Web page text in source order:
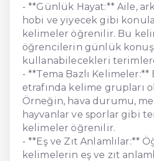
- **Günlük Hayat:** Aile,
hobi ve yiyecek gibi
kelimeler öğrenilir. Bu
öğrencilerin günlük
kullanabilecekleri
- **Tema Bazlı
etrafında kelime grupları
Örneğin, hava durumu,
hayvanlar ve sporlar gibi
kelimeler öğrenilir.
- **Eş ve Zıt Anlamlılar:**
kelimelerin eş ve zıt